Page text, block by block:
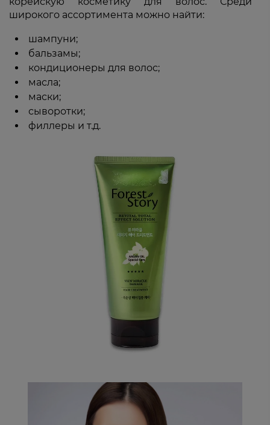
широкого ассортимента можно найти:
шампуни;
бальзамы;
кондиционеры для волос;
масла;
маски;
сыворотки;
филлеры и т.д.